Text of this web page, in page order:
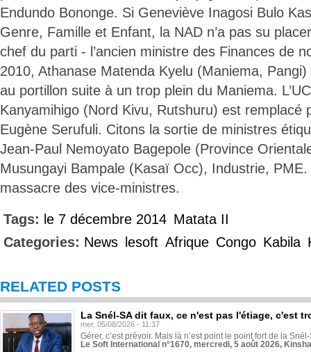
Endundo Bononge. Si Geneviève Inagosi Bulo
Genre, Famille et Enfant, la NAD n’a pas su
chef du parti - l’ancien ministre des Finances de
2010, Athanase Matenda Kyelu (Maniema,
au portillon suite à un trop plein du Maniema.
Kanyamihigo (Nord Kivu, Rutshuru) est remplacé
Eugène Serufuli. Citons la sortie de ministres
Jean-Paul Nemoyato Bagepole (Province
Musungayi Bampale (Kasaï Occ), Industrie,
massacre des vice-ministres.
Tags: le 7 décembre 2014 Matata II
Categories: News lesoft Afrique Congo Kabila
RELATED POSTS
La Snél-SA dit faux, ce n'est pas l'étiage, c'est
mer, 05/08/2026 - 11:37
Gérer, c’est prévoir. Mais là n’est point le point fort de la
Le Soft International n°1670, mercredi, 5 août 2026,